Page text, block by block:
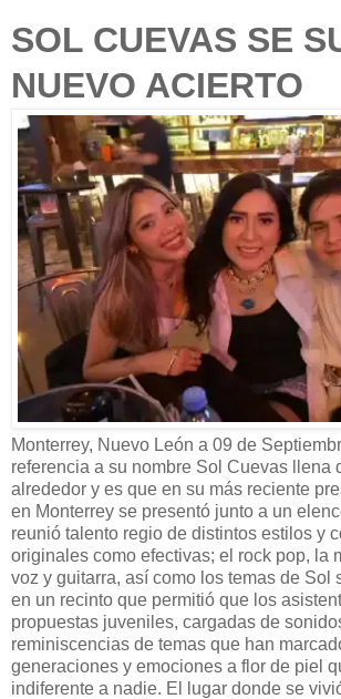
SOL CUEVAS SE
NUEVO ACIERTO
Monterrey, Nuevo León a 09 de
referencia a su nombre Sol Cuevas llena
alrededor y es que en su más reciente
en Monterrey se presentó junto a un
reunió talento regio de distintos estilos y
originales como efectivas; el rock pop, la
voz y guitarra, así como los temas de Sol
en un recinto que permitió que los
propuestas juveniles, cargadas de
reminiscencias de temas que han
generaciones y emociones a flor de piel
indiferente a nadie. El lugar donde se